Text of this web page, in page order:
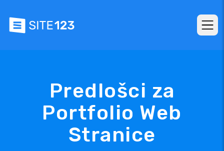
Predlošci za
Portfolio Web
Stranice